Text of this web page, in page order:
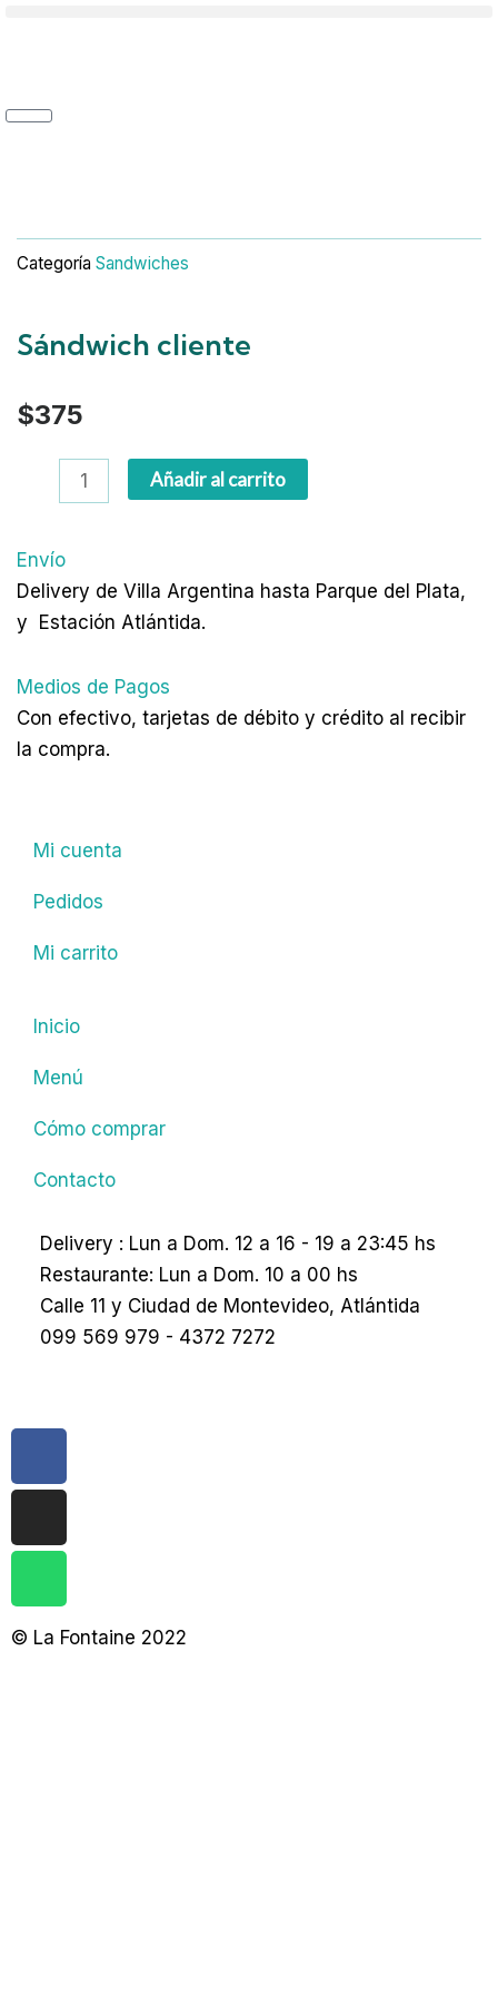
Carrito
Categoría Sandwiches
Sándwich cliente
$375
Sándwich
cliente
Añadir al carrito
Envío
Delivery de Villa Argentina hasta Parque del Plata,
y Estación Atlántida.
Medios de Pagos
Con efectivo, tarjetas de débito y crédito al recibir
la compra.
Facebook-
Instagram
Whatsapp
Delivery : Lun a Dom. 12 a 16 - 19 a 23:45 hs
Restaurante: Lun a Dom. 10 a 00 hs
Calle 11 y Ciudad de Montevideo, Atlántida
099 569 979 - 4372 7272
Inicio
Menú
Cómo comprar
Contacto
Mi cuenta
Pedidos
Mi carrito
© La Fontaine 2022